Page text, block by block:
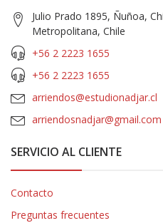
Julio Prado 1895, Ñuñoa,
Metropolitana, Chile
+56 2 2223 1655
+56 2 2223 1655
arriendos@estudionadjar.cl
arriendosnadjar@gmail.com
SERVICIO AL CLIENTE
Contacto
Preguntas frecuentes